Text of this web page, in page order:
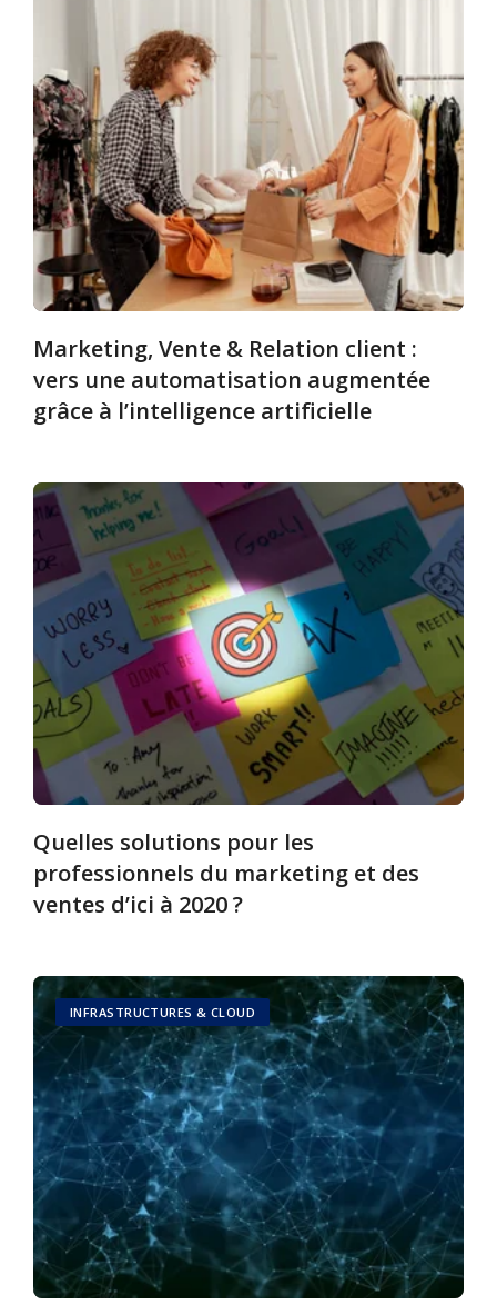
Marketing, Vente & Relation client :
vers une automatisation augmentée
grâce à l’intelligence artificielle
Quelles solutions pour les
professionnels du marketing et des
ventes d’ici à 2020 ?
INFRASTRUCTURES & CLOUD